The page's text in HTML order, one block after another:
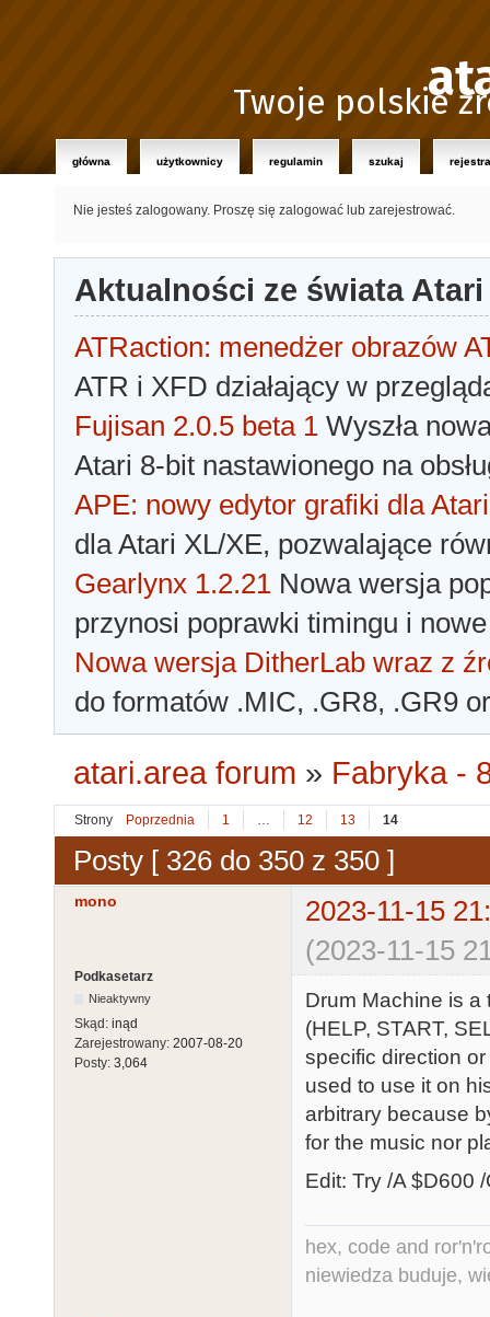
Twoje polskie
główna użytkownicy regulamin szukaj
Nie jesteś zalogowany. Proszę się zalogować lub zarejestrować.
Aktualności ze świata Atari
ATRaction: menedżer obrazów
ATR i XFD działający w
Fujisan 2.0.5 beta 1 Wyszła
Atari 8-bit nastawionego na
APE: nowy edytor grafiki dla Atari
dla Atari XL/XE, pozwalające
Gearlynx 1.2.21 Nowa wersja
przynosi poprawki timingu i
Nowa wersja DitherLab wraz z
do formatów .MIC, .GR8, .GR9
atari.area forum » Fabryka -
Strony Poprzednia 1 … 12 13 14
Posty [ 326 do 350 z 350 ]
mono
2023-11-15
(2023-11-15
Podkasetarz
Nieaktywny
Skąd: inąd
Zarejestrowany: 2007-08-20
Posty: 3,064
Drum Machine is
(HELP, START,
specific direction
used to use it on
arbitrary because
for the music nor
Edit: Try /A $D600
hex, code and
niewiedza buduje,